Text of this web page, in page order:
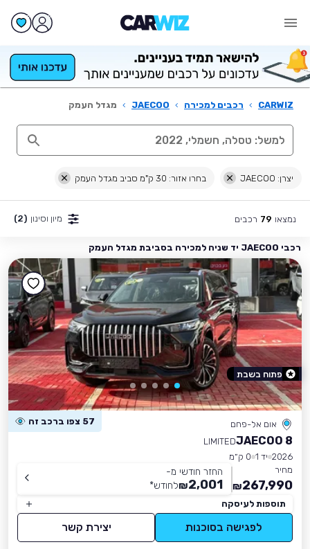
CARWIZ
› רכבים למכירה ›
JAECOO
› מגדל העמק
יצרן: JAECOO בחרו אזור: 30 ק"מ סביב מגדל העמק
נמצאו 79 רכבים מיון וסינון (2)
רכבי JAECOO יד שניה למכירה בסביבת מגדל העמק
אום אל-פחם 57 צפו ברכב זה
JAECOO 8
LIMITED
2026 יד 1
0 ק״מ
מחיר
267,990
₪
החזר חודשי מ-
2,001
₪לחודש*
תוספות לעיסקה
לפגישה בסוכנות יצירת קשר
פתוח בשבת